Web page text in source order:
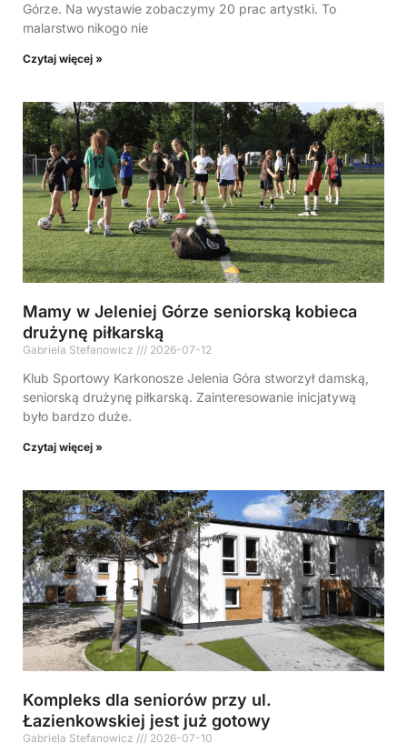
Górze. Na wystawie zobaczymy 20 prac artystki. To
malarstwo nikogo nie
Czytaj więcej »
Mamy w Jeleniej Górze seniorską kobieca
drużynę piłkarską
Gabriela Stefanowicz 2026-07-12
Klub Sportowy Karkonosze Jelenia Góra stworzył damską,
seniorską drużynę piłkarską. Zainteresowanie inicjatywą
było bardzo duże.
Czytaj więcej »
Kompleks dla seniorów przy ul.
Łazienkowskiej jest już gotowy
Gabriela Stefanowicz 2026-07-10